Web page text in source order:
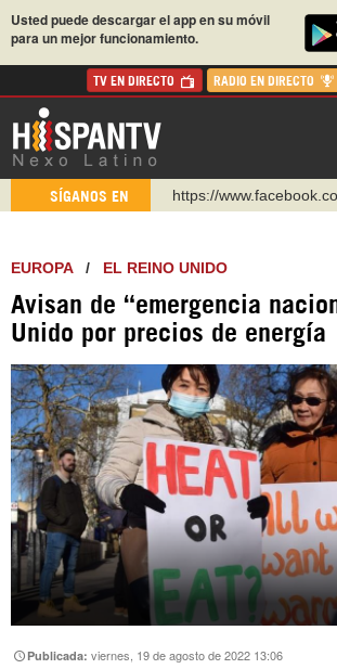
Usted puede descargar el app en su móvil
para un mejor funcionamiento.
TV EN DIRECTO RADIO EN DIRECTO
SÍGANOS EN
https://
http://twitter.com/
https://t.me/
https://urmedium.com/c/
Instagram como:
EUROPA/ EL REINO UNIDO
Avisan de “emergencia
Unido por precios de energía
Publicada:viernes, 19 de agosto de 2022 13:06